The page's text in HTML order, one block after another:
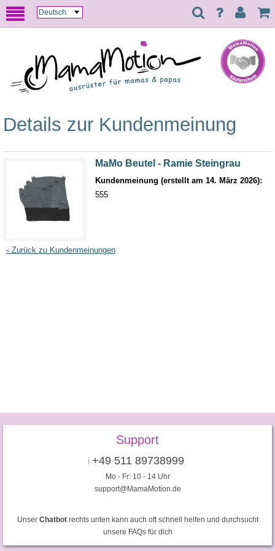
Details zur Kundenmeinung
MaMo Beutel - Ramie Steingrau
Kundenmeinung (erstellt am 14. März 2026):
555
« Zurück zu Kundenmeinungen
Support
+49 511 89738999
Mo - Fr: 10 - 14 Uhr
support@MamaMotion.de
Unser Chatbotrechts unten kann auch oft schnell helfen und durchsucht
unsere FAQs für dich